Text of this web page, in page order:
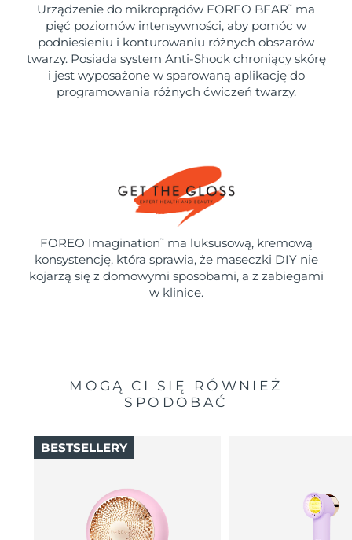
Urządzenie do mikroprądów FOREO BEAR ™
ma
pięć poziomów intensywności, aby pomóc w
podniesieniu i konturowaniu różnych obszarów
twarzy. Posiada system Anti-Shock chroniący skórę
i jest wyposażone w sparowaną aplikację do
programowania różnych ćwiczeń twarzy.
FOREO Imagination ™
ma luksusową, kremową
konsystencję, która sprawia, że maseczki DIY nie
kojarzą się z domowymi sposobami, a z zabiegami
w klinice.
MOGĄ CI SIĘ RÓWNIEŻ
SPODOBAĆ
BESTSELLERY